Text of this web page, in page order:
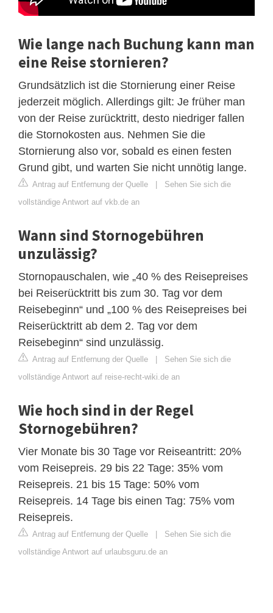
Wie lange nach Buchung kann man
eine Reise stornieren?
Grundsätzlich ist die Stornierung einer Reise
jederzeit möglich. Allerdings gilt: Je früher man
von der Reise zurücktritt, desto niedriger fallen
die Stornokosten aus. Nehmen Sie die
Stornierung also vor, sobald es einen festen
Grund gibt, und warten Sie nicht unnötig lange.
Antrag auf Entfernung der Quelle | Sehen Sie sich die
vollständige Antwort auf vkb.de an
Wann sind Stornogebühren
unzulässig?
Stornopauschalen, wie „40 % des Reisepreises
bei Reiserücktritt bis zum 30. Tag vor dem
Reisebeginn“ und „100 % des Reisepreises bei
Reiserücktritt ab dem 2. Tag vor dem
Reisebeginn“ sind unzulässig.
Antrag auf Entfernung der Quelle | Sehen Sie sich die
vollständige Antwort auf reise-recht-wiki.de an
Wie hoch sind in der Regel
Stornogebühren?
Vier Monate bis 30 Tage vor Reiseantritt: 20%
vom Reisepreis. 29 bis 22 Tage: 35% vom
Reisepreis. 21 bis 15 Tage: 50% vom
Reisepreis. 14 Tage bis einen Tag: 75% vom
Reisepreis.
Antrag auf Entfernung der Quelle | Sehen Sie sich die
vollständige Antwort auf urlaubsguru.de an